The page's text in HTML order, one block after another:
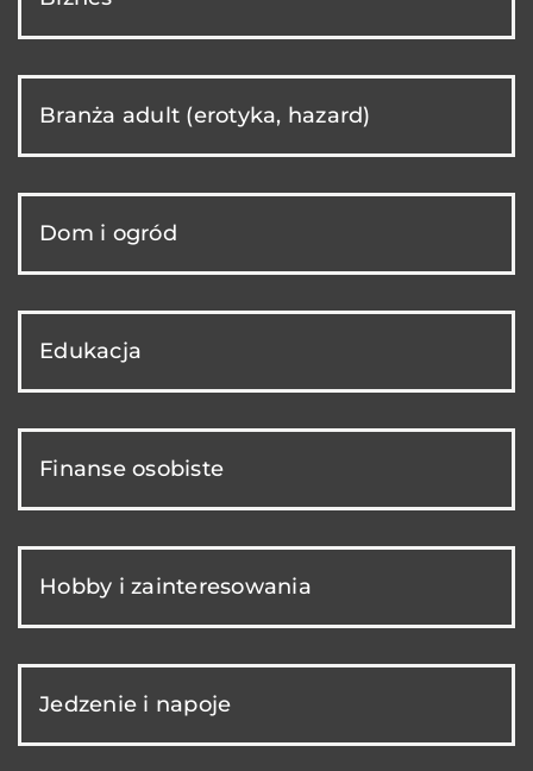
Branża adult (erotyka, hazard)
Dom i ogród
Edukacja
Finanse osobiste
Hobby i zainteresowania
Jedzenie i napoje